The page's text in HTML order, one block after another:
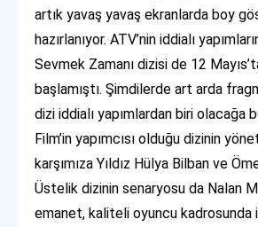
artık yavaş yavaş ekranlarda boy
hazırlanıyor. ATV’nin iddialı
Sevmek Zamanı dizisi de 12
başlamıştı. Şimdilerde art arda
dizi iddialı yapımlardan biri olacağa
Film’in yapımcısı olduğu dizinin
karşımıza Yıldız Hülya Bilban ve
Üstelik dizinin senaryosu da Nalan
emanet, kaliteli oyuncu kadrosunda